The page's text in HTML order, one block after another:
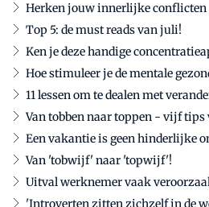
Herken jouw innerlijke conflicten
Top 5: de must reads van juli!
Ken je deze handige
Hoe stimuleer je de mentale
11 lessen om te dealen met
Van tobben naar toppen - vijf tips
Een vakantie is geen hinderlijke
Van 'tobwijf' naar 'topwijf'!
Uitval werknemer vaak
'Introverten zitten zichzelf in de